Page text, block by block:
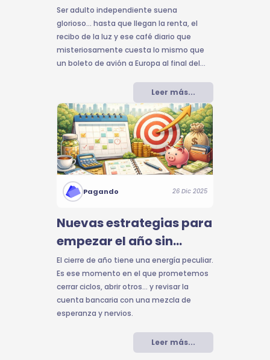
emocionante circo de
pagar cuentas 🎪💸
Ser adulto independiente suena
glorioso… hasta que llegan la renta, el
recibo de la luz y ese café diario que
misteriosamente cuesta lo mismo que
un boleto de avión a Europa al final del
Leer más...
Nuevas estrategias para
empezar el año sin
tropezar 💸👣
Pagando 26 Dic 2025
El cierre de año tiene una energía peculiar.
Es ese momento en el que prometemos
cerrar ciclos, abrir otros… y revisar la
cuenta bancaria con una mezcla de
esperanza y nervios.
Leer más...